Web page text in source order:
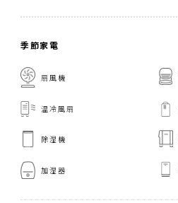
季節家電
扇風機
温冷風扇
除湿機
加湿器